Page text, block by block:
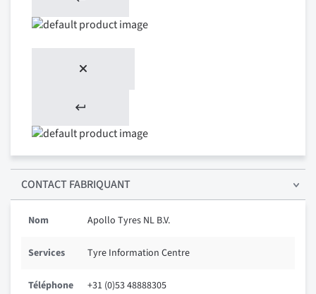
CONTACT FABRIQUANT
Nom Apollo Tyres NL B.V.
Services Tyre Information Centre
Téléphone +31 (0)53 48888305